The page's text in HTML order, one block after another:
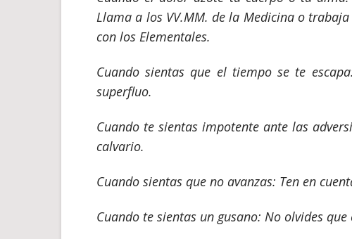
Llama a los VV.MM. de la Medicina o trabaja
con los Elementales.
Cuando sientas que el tiempo se te
superfluo.
Cuando te sientas impotente ante las
calvario.
Cuando sientas que no avanzas: Ten en
Cuando te sientas un gusano: No olvides que